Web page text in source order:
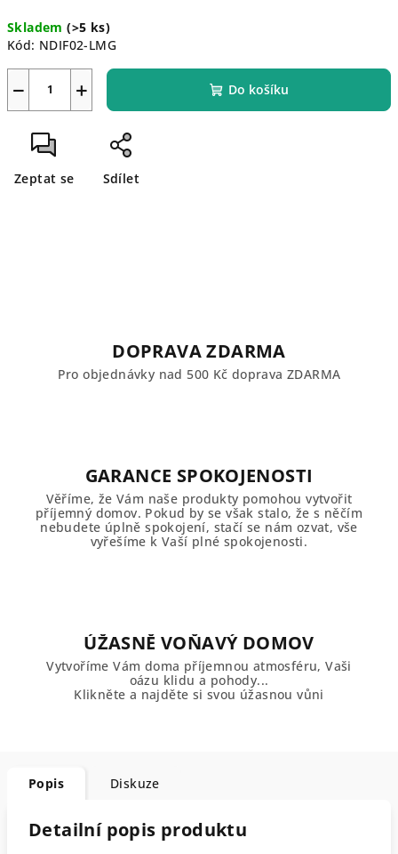
cena:
Skladem(>5 ks)
Kód: NDIF02-LMG
+
− Do košíku
Zeptat se Sdílet
DOPRAVA ZDARMA
Pro objednávky nad 500 Kč doprava ZDARMA
GARANCE SPOKOJENOSTI
Věříme, že Vám naše produkty pomohou vytvořit
příjemný domov. Pokud by se však stalo, že s něčím
nebudete úplně spokojení, stačí se nám ozvat, vše
vyřešíme k Vaší plné spokojenosti.
ÚŽASNĚ VOŇAVÝ DOMOV
Vytvoříme Vám doma příjemnou atmosféru, Vaši
oázu klidu a pohody...
Klikněte a najděte si svou úžasnou vůni
Popis Diskuze
Detailní popis produktu